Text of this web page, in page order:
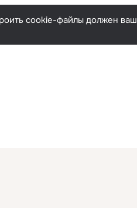
cookie-файлы должен ваш